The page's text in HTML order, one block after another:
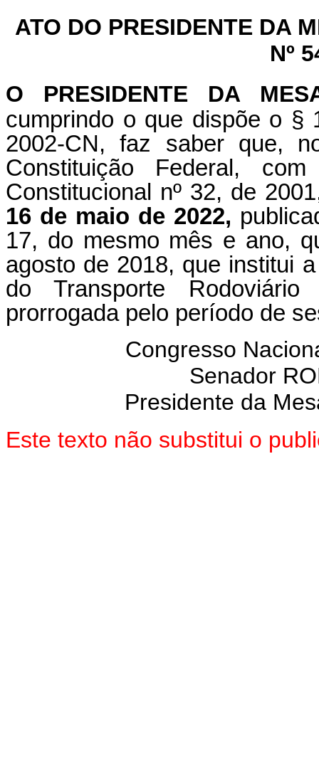
ATO DO PRESIDENTE DA
Nº
O PRESIDENTE DA
cumprindo o que dispõe o §
2002-CN, faz saber que,
Constituição Federal,
Constitucional nº 32, de
16 de maio de 2022,
17, do mesmo mês e ano,
agosto de 2018, que institui
do Transporte
prorrogada pelo período de
Congresso
Senador
Presidente da
Este texto não substitui o